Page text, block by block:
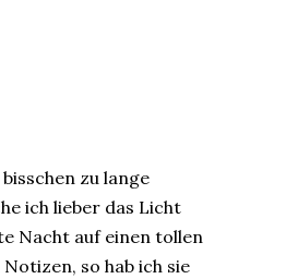
zu lange
ich lieber das Licht
Nacht auf einen tollen
so hab ich sie